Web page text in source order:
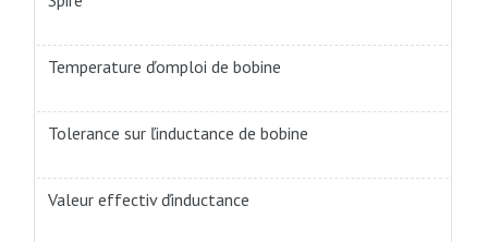
Temperature ďomploi de bobine
Tolerance sur ľinductance de bobine
Valeur effectiv ďinductance